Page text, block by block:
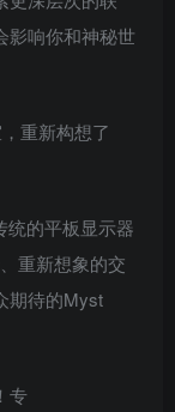
影响你和神秘世
重新构想了
统的平板显示器
重新想象的交
期待的Myst
专